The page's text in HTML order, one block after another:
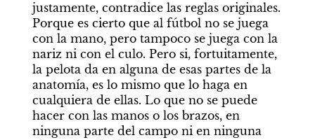
justamente, contradice las reglas originales.
Porque es cierto que al fútbol no se juega
con la mano, pero tampoco se juega con la
nariz ni con el culo. Pero si, fortuitamente,
la pelota da en alguna de esas partes de la
anatomía, es lo mismo que lo haga en
cualquiera de ellas. Lo que no se puede
hacer con las manos o los brazos, en
ninguna parte del campo ni en ninguna